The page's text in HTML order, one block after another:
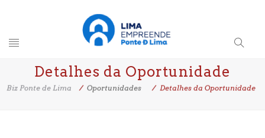
Toggle
navigation
Search
Detalhes da Oportunidade
Biz Ponte de Lima Oportunidades Detalhes da Oportunidade